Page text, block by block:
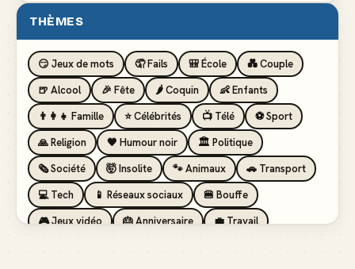
THÈMES
😏 Jeux de mots 🤦 Fails 🎒 École
💑 Couple
🍺 Alcool
🎉 Fête 🌶️ Coquin
👶 Enfants
👨‍👩‍👧 Famille
⭐ Célébrités 📺 Télé
⚽ Sport
🙏 Religion
🖤 Humour noir
🏛️ Politique
🗞️ Société
🤯 Insolite 🐾 Animaux
🚗 Transport
💻 Tech
📱 Réseaux sociaux
🍔 Bouffe
🎮 Jeux vidéo
🎂 Anniversaire
💼 Travail